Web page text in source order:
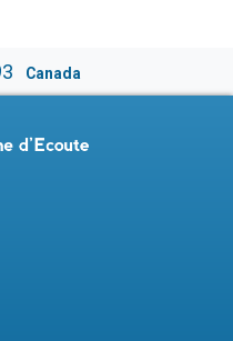
Canada